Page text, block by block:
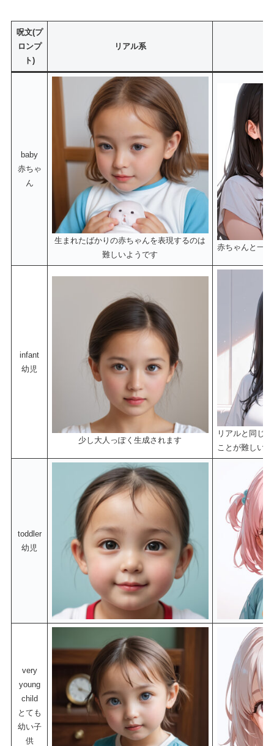
呪文(プ
ロンプ
ト)
リアル系
baby
赤ちゃ
ん
生まれたばかりの赤ちゃんを表現するのは
難しいようです
赤ちゃんと一
infant
幼児
少し大人っぽく生成されます
リアルと同じ
ことが難しい
toddler
幼児
very
young
child
とても
幼い子
供